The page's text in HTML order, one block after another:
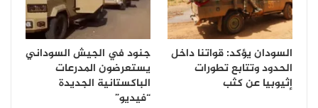
السودان يؤكد: قواتنا داخل
الحدود وتتابع تطورات
إثيوبيا عن كثب
جنود في الجيش السوداني
يستعرضون المدرعات
الباكستانية الجديدة
“فيديو”